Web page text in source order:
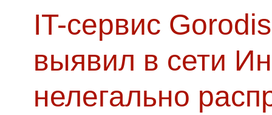
IT-сервис
выявил в сети
нелегально